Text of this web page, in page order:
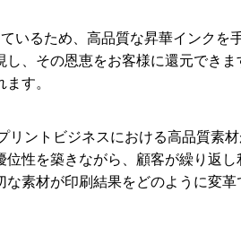
いるため、高品質な昇華インクを
、その恩恵をお客様に還元でき
す。
ントビジネスにおける高品質素
性を築きながら、顧客が繰り返
素材が印刷結果をどのように変